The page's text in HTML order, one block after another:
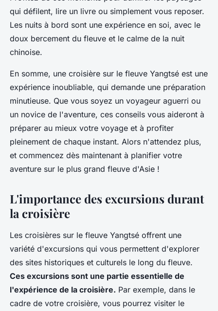
qui défilent, lire un livre ou simplement vous reposer.
Les nuits à bord sont une expérience en soi, avec le
doux bercement du fleuve et le calme de la nuit
chinoise.
En somme, une croisière sur le fleuve Yangtsé est une
expérience inoubliable, qui demande une préparation
minutieuse. Que vous soyez un voyageur aguerri ou
un novice de l'aventure, ces conseils vous aideront à
préparer au mieux votre voyage et à profiter
pleinement de chaque instant. Alors n'attendez plus,
et commencez dès maintenant à planifier votre
aventure sur le plus grand fleuve d'Asie !
L'importance des excursions durant
la croisière
Les croisières sur le fleuve Yangtsé offrent une
variété d'excursions qui vous permettent d'explorer
des sites historiques et culturels le long du fleuve.
Ces excursions sont une partie essentielle de
l'expérience de la croisière. Par exemple, dans le
cadre de votre croisière, vous pourrez visiter le